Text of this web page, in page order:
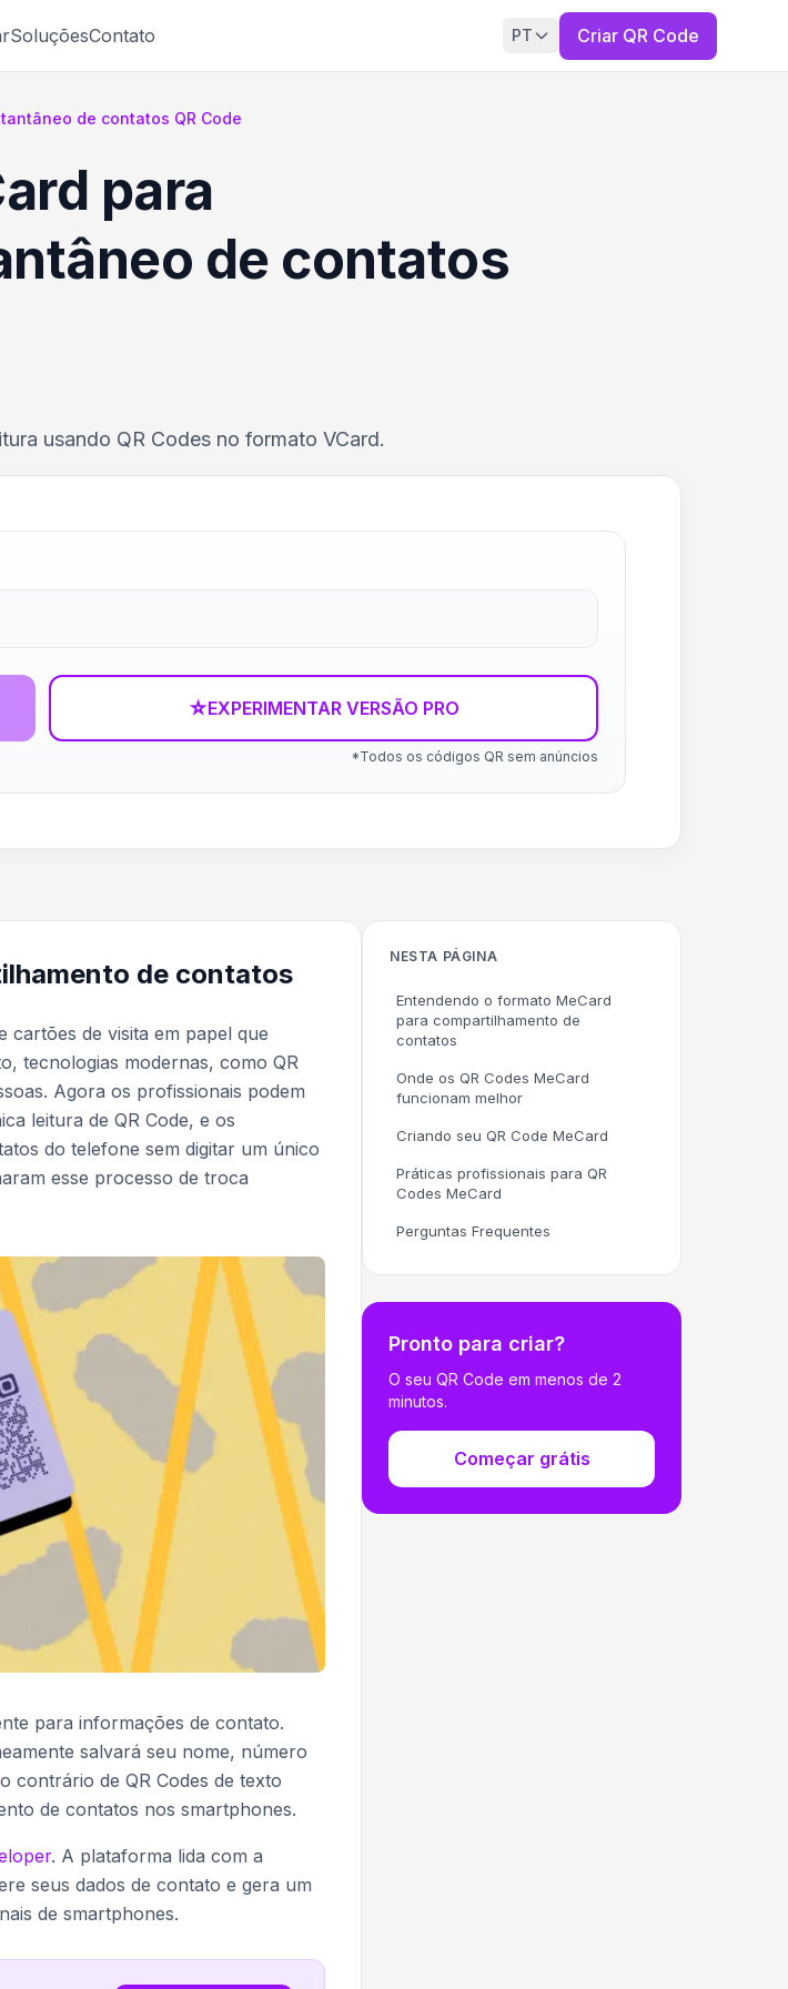
SoluçõesContato PT Criar QR Code
de contatos QR Code
para
de contatos
usando QR Codes no formato VCard.
☆EXPERIMENTAR VERSÃO PRO
*Todos os códigos QR sem anúncios
de contatos
cartões de visita em papel que
tecnologias modernas, como QR
Agora os profissionais podem
leitura de QR Code, e os
do telefone sem digitar um único
esse processo de troca
para informações de contato.
salvará seu nome, número
contrário de QR Codes de texto
de contatos nos smartphones.
. A plataforma lida com a
seus dados de contato e gera um
de smartphones.
NESTA PÁGINA
Entendendo o formato MeCard
para compartilhamento de
contatos
Onde os QR Codes MeCard
funcionam melhor
Criando seu QR Code MeCard
Práticas profissionais para QR
Codes MeCard
Perguntas Frequentes
Pronto para criar?
O seu QR Code em menos de 2
minutos.
Começar grátis